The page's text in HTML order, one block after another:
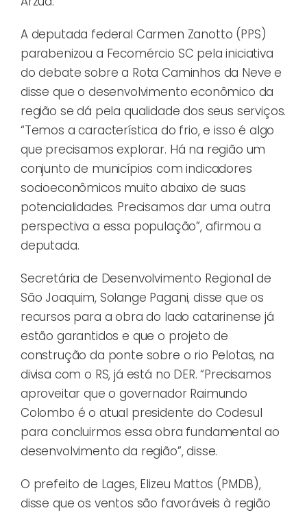
A deputada federal Carmen Zanotto (PPS)
parabenizou a Fecomércio SC pela iniciativa
do debate sobre a Rota Caminhos da Neve e
disse que o desenvolvimento econômico da
região se dá pela qualidade dos seus serviços.
“Temos a característica do frio, e isso é algo
que precisamos explorar. Há na região um
conjunto de municípios com indicadores
socioeconômicos muito abaixo de suas
potencialidades. Precisamos dar uma outra
perspectiva a essa população”, afirmou a
deputada.
Secretária de Desenvolvimento Regional de
São Joaquim, Solange Pagani, disse que os
recursos para a obra do lado catarinense já
estão garantidos e que o projeto de
construção da ponte sobre o rio Pelotas, na
divisa com o RS, já está no DER. “Precisamos
aproveitar que o governador Raimundo
Colombo é o atual presidente do Codesul
para concluirmos essa obra fundamental ao
desenvolvimento da região”, disse.
O prefeito de Lages, Elizeu Mattos (PMDB),
disse que os ventos são favoráveis à região